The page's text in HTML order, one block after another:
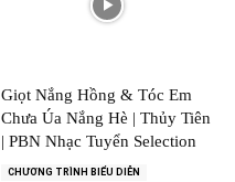
Giọt Nắng Hồng & Tóc Em
Chưa Úa Nắng Hè | Thủy Tiên
| PBN Nhạc Tuyển Selection
CHƯƠNG TRÌNH BIỂU DIỄN